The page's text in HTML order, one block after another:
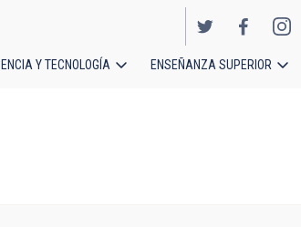
Y TECNOLOGÍA ENSEÑANZA SUPERIOR